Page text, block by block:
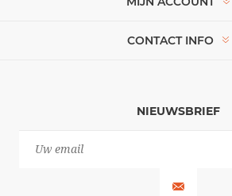
CONTACT INFO
NIEUWSBRIEF